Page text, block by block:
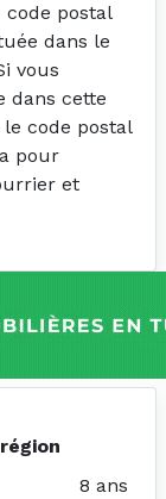
code postal
dans le
vous
dans cette
code postal
pour
et
8 ans